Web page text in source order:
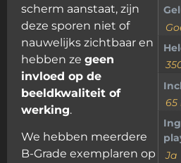
scherm aanstaat, zijn
deze sporen niet of
nauwelijks zichtbaar en
hebben ze geen
invloed op de
beeldkwaliteit of
werking.
We hebben meerdere
B-Grade exemplaren op
65
Ja